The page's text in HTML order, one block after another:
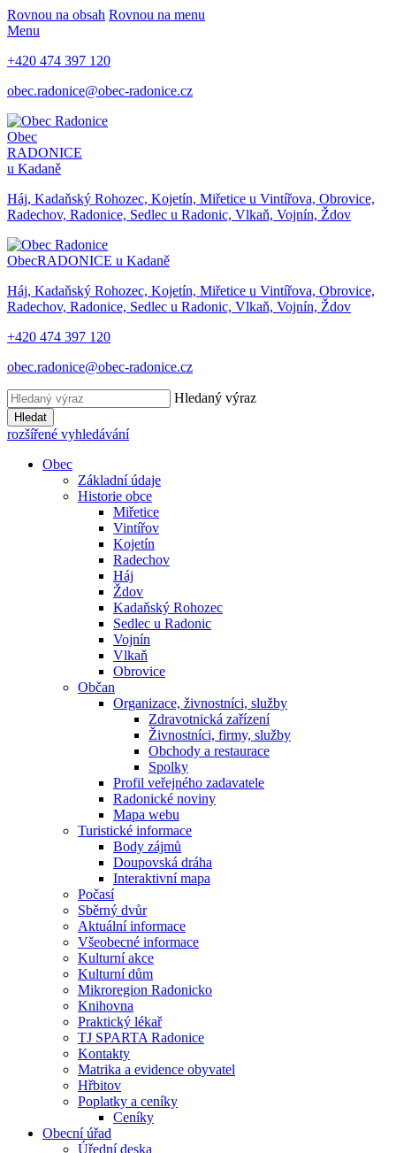
Rovnou na obsah Rovnou na menu
Menu
+420 474 397 120
obec.radonice@obec-radonice.cz
Obec
RADONICE
u Kadaně
Háj, Kadaňský Rohozec, Kojetín, Miřetice u Vintířova, Obrovice,
Radechov, Radonice, Sedlec u Radonic, Vlkaň, Vojnín, Ždov
ObecRADONICE u Kadaně
Háj, Kadaňský Rohozec, Kojetín, Miřetice u Vintířova, Obrovice,
Radechov, Radonice, Sedlec u Radonic, Vlkaň, Vojnín, Ždov
+420 474 397 120
obec.radonice@obec-radonice.cz
Hledaný výraz
Hledat
rozšířené vyhledávání
Obec
Základní údaje
Historie obce
Miřetice
Vintířov
Kojetín
Radechov
Háj
Ždov
Kadaňský Rohozec
Sedlec u Radonic
Vojnín
Vlkaň
Obrovice
Občan
Organizace, živnostníci, služby
Zdravotnická zařízení
Živnostníci, firmy, služby
Obchody a restaurace
Spolky
Profil veřejného zadavatele
Radonické noviny
Mapa webu
Turistické informace
Body zájmů
Doupovská dráha
Interaktivní mapa
Počasí
Sběrný dvůr
Aktuální informace
Všeobecné informace
Kulturní akce
Kulturní dům
Mikroregion Radonicko
Knihovna
Praktický lékař
TJ SPARTA Radonice
Kontakty
Matrika a evidence obyvatel
Hřbitov
Poplatky a ceníky
Ceníky
Obecní úřad
Úřední deska